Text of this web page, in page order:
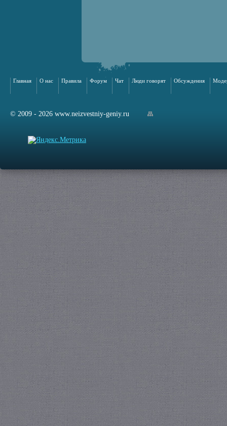
Главная О нас Правила Форум Чат Люди говорят Обсуждения
© 2009 - 2026 www.neizvestniy-geniy.ru
сайта